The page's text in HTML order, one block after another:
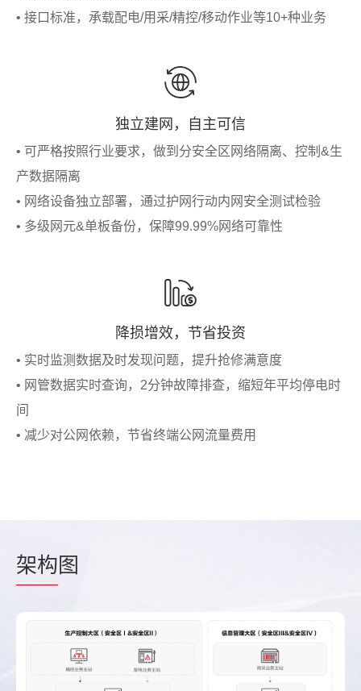
• 接口标准，承载配电/用采/精控/移动作业等10+种业务
独立建网，自主可信
• 可严格按照行业要求，做到分安全区网络隔离、控制&生
产数据隔离
• 网络设备独立部署，通过护网行动内网安全测试检验
• 多级网元&单板备份，保障99.99%网络可靠性
降损增效，节省投资
• 实时监测数据及时发现问题，提升抢修满意度
• 网管数据实时查询，2分钟故障排查，缩短年平均停电时
间
• 减少对公网依赖，节省终端公网流量费用
架构图